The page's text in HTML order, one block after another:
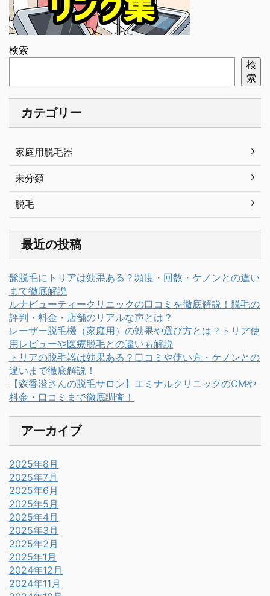
検索
検
索
カテゴリー
家庭用脱毛器
未分類
脱毛
最近の投稿
髭脱毛にトリアは効果ある？頻度・回数・ケノンとの違い
まで徹底解説
ルナビューティークリニックの口コミを徹底解説！脱毛の
評判・料金・店舗のリアルな声とは？
レーザー脱毛機（家庭用）の効果や選び方とは？トリア使
用レビューや医療脱毛との違いも解説
トリアの脱毛器は効果ある？口コミや使い方・ケノンとの
違いまで徹底解説！
【森香澄さんの脱毛サロン】エミナルクリニックのCMや
料金・口コミまで徹底調査！
アーカイブ
2025年8月
2025年7月
2025年6月
2025年5月
2025年4月
2025年3月
2025年2月
2025年1月
2024年12月
2024年11月